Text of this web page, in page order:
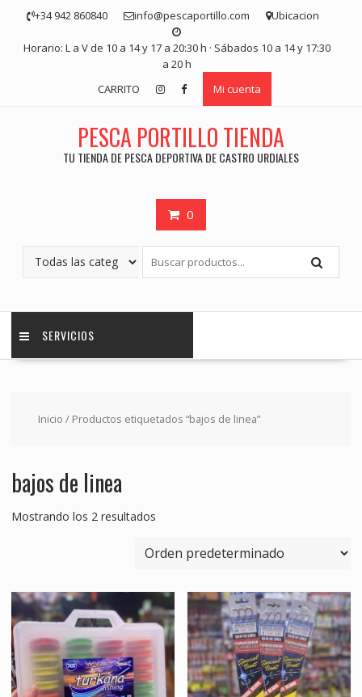
contenido
+34 942 860840 info@pescaportillo.com Ubicacion
Horario: L a V de 10 a 14 y 17 a 20:30 h · Sábados 10 a 14 y 17:30
a 20 h
CARRITO
Mi cuenta
PESCA PORTILLO TIENDA
TU TIENDA DE PESCA DEPORTIVA DE CASTRO URDIALES
0
SERVICIOS
Inicio / Productos etiquetados “bajos de linea”
bajos de linea
Mostrando los 2 resultados